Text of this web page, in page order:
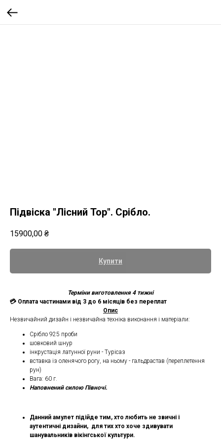
Підвіска "Лісний Тор". Срібло.
15900,00 ₴
Купити
Терміни виготовлення 4 тижні
💳 Оплата частинами від 3 до 6 місяців без переплат
Опис
Незвичайний дизайн і незвичайна техніка виконання і матеріали:
Срібло 925 проби
шовковий шнур
інкрустація латунної руни - Турісаз
вставка із оленячого рогу, на ньому - гальдрастав (переплетення
рун)
Вага: 60 г.
Наповнений силою Півночі.
Данний амулет підійде тим, хто любить не звичні і
аутентичні дизайни, для тих хто хоче здивувати
шанувальників вікінгської культури.